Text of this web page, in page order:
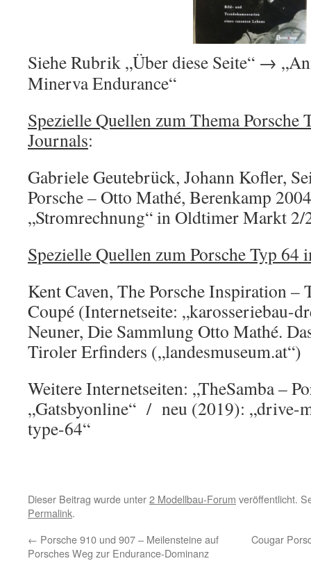
Siehe Rubrik „Über diese Seite“ →
Minerva Endurance“
Spezielle Quellen zum Thema Porsche
Journals:
Gabriele Geutebrück, Johann Kofler,
Porsche – Otto Mathé, Berenkamp
„Stromrechnung“ in Oldtimer Markt 2/
Spezielle Quellen zum Porsche Typ 64
Kent Caven, The Porsche Inspiration –
Coupé (Internetseite:
Neuner, Die Sammlung Otto Mathé.
Tiroler Erfinders („landesmuseum.at“)
Weitere Internetseiten: „TheSamba –
„Gatsbyonline“ / neu (2019): „drive-
type-64“
Dieser Beitrag wurde unter2 Modellbau-Forum veröffentlicht.
Permalink.
← Porsche 910 und 907 – Meilensteine auf
Porsches Weg zur Endurance-Dominanz
Cougar